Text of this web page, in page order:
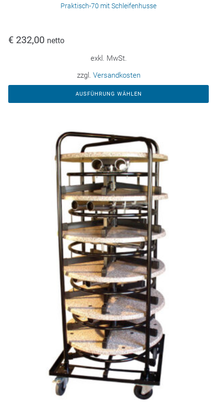
Praktisch-70 mit Schleifenhusse
€ 232,00 netto
exkl. MwSt.
zzgl. Versandkosten
AUSFÜHRUNG WÄHLEN